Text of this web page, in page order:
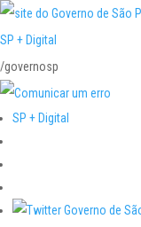
SP + Digital
/governosp
SP + Digital